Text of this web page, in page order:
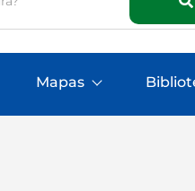
Mapas